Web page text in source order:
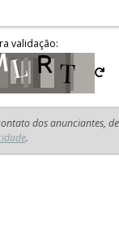
validação:
dos anunciantes,
.